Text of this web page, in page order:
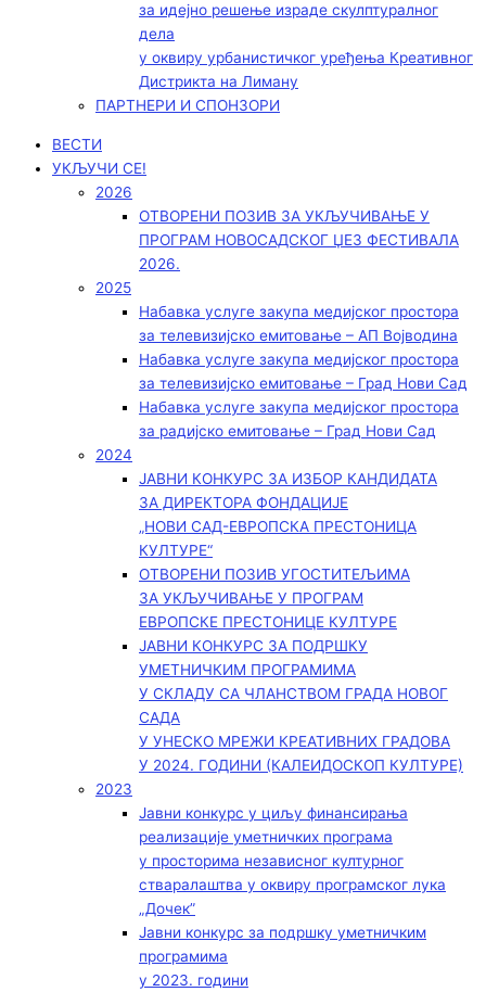
за идејно решење израде скулптуралног
дела
у оквиру урбанистичког уређења Креативног
Дистрикта на Лиману
ПАРТНЕРИ И СПОНЗОРИ
ВЕСТИ
УКЉУЧИ СЕ!
2026
ОТВОРЕНИ ПОЗИВ ЗА УКЉУЧИВАЊЕ У
ПРОГРАМ НОВОСАДСКОГ ЏЕЗ ФЕСТИВАЛА
2026.
2025
Набавка услуге закупа медијског простора
за телевизијско емитовање – АП Војводинa
Набавка услуге закупа медијског простора
за телевизијско емитовање – Град Нови Сад
Набавка услуге закупа медијског простора
за радијско емитовање – Град Нови Сад
2024
ЈАВНИ КОНКУРС ЗА ИЗБОР КАНДИДАТА
ЗА ДИРЕКТОРА ФОНДАЦИЈЕ
„НОВИ САД-ЕВРОПСКА ПРЕСТОНИЦА
КУЛТУРЕ“
ОТВОРЕНИ ПОЗИВ УГОСТИТЕЉИМА
ЗА УКЉУЧИВАЊЕ У ПРОГРАМ
ЕВРОПСКЕ ПРЕСТОНИЦЕ КУЛТУРЕ
ЈАВНИ КОНКУРС ЗА ПОДРШКУ
УМЕТНИЧКИМ ПРОГРАМИМА
У СКЛАДУ СА ЧЛАНСТВОМ ГРАДА НОВОГ
САДА
У УНЕСКО МРЕЖИ КРЕАТИВНИХ ГРАДОВА
У 2024. ГОДИНИ (КАЛЕИДОСКОП КУЛТУРЕ)
2023
Јавни конкурс у циљу финансирања
реализације уметничких програма
у просторима независног културног
стваралаштва у оквиру програмског лука
„Дочек”
Јавни конкурс за подршку уметничким
програмима
у 2023. години